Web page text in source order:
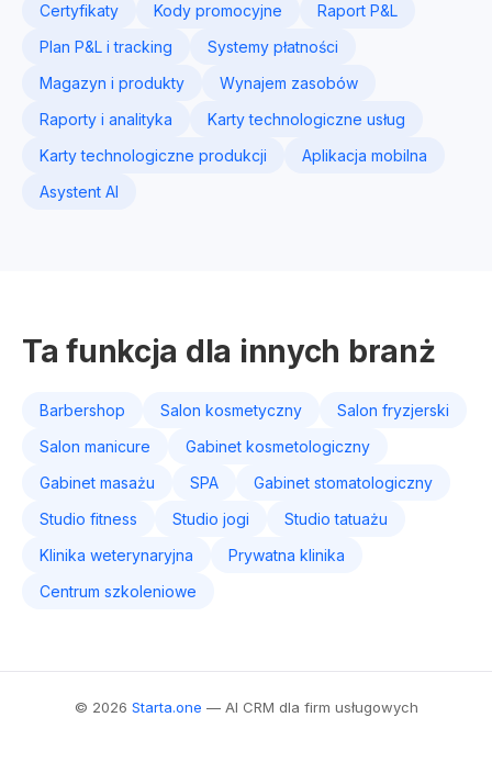
Certyfikaty
Kody promocyjne
Raport P&L
Plan P&L i tracking
Systemy płatności
Magazyn i produkty
Wynajem zasobów
Raporty i analityka
Karty technologiczne usług
Karty technologiczne produkcji
Aplikacja mobilna
Asystent AI
Ta funkcja dla innych branż
Barbershop Salon kosmetyczny
Salon fryzjerski
Salon manicure
Gabinet kosmetologiczny
Gabinet masażu
SPA
Gabinet stomatologiczny
Studio fitness
Studio jogi
Studio tatuażu
Klinika weterynaryjna
Prywatna klinika
Centrum szkoleniowe
© 2026 Starta.one — AI CRM dla firm usługowych